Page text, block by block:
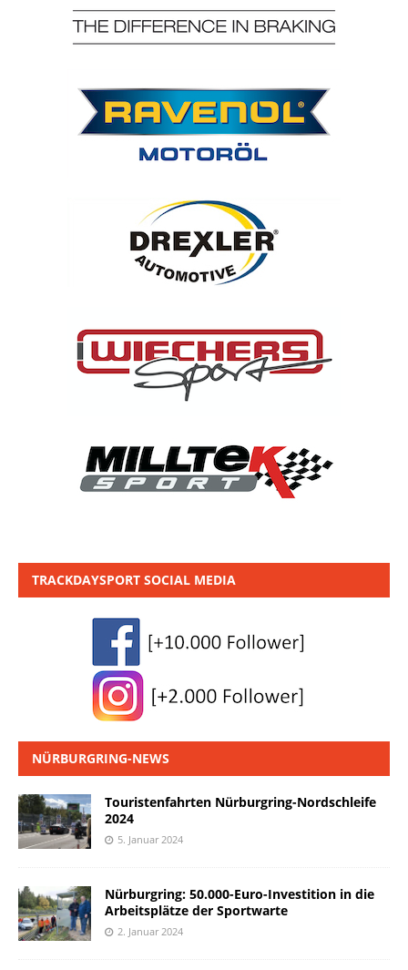
TRACKDAYSPORT SOCIAL MEDIA
NÜRBURGRING-NEWS
Touristenfahrten Nürburgring-Nordschleife
2024
5. Januar 2024
Nürburgring: 50.000-Euro-Investition in die
Arbeitsplätze der Sportwarte
2. Januar 2024